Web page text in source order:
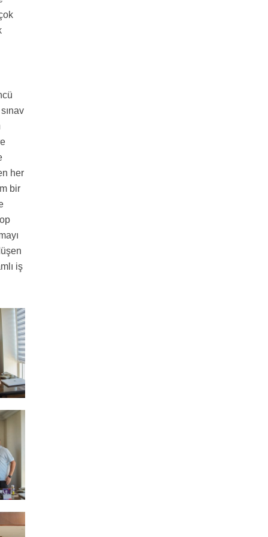
her
bir
iş